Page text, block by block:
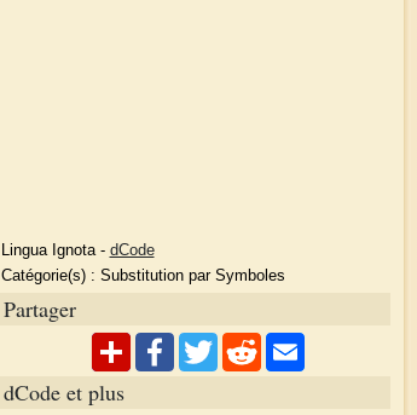
Lingua Ignota- dCode
Catégorie(s) : Substitution par Symboles
Partager
dCode et plus